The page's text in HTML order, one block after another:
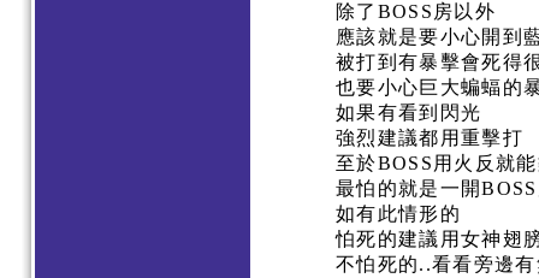
除了BOSS房以外
應該就是要小心開到
被打到有暴擊會死得
也要小心巨大蝙蝠的
如果有看到閃光
強烈建議都用重擊打
至於BOSS用火反就
最怕的就是一開
如有此情形的
怕死的建議用女神翅
不怕死的..看看旁邊